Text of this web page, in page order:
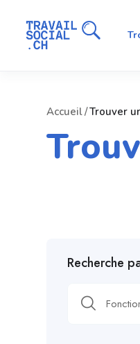
Accueil Trouver
Recherche